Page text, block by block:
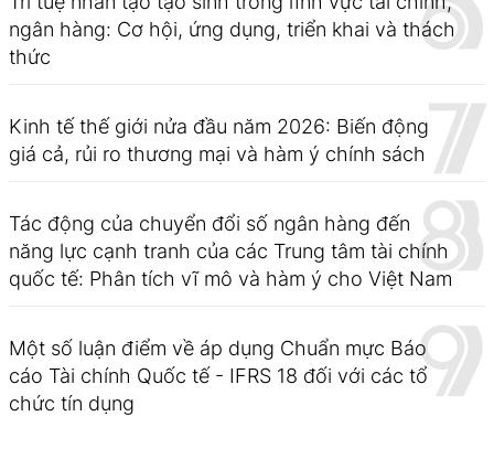
ngân hàng: Cơ hội, ứng dụng, triển khai và thách
thức
Kinh tế thế giới nửa đầu năm 2026: Biến động
giá cả, rủi ro thương mại và hàm ý chính sách
Tác động của chuyển đổi số ngân hàng đến
năng lực cạnh tranh của các Trung tâm tài chính
quốc tế: Phân tích vĩ mô và hàm ý cho Việt Nam
Một số luận điểm về áp dụng Chuẩn mực Báo
cáo Tài chính Quốc tế - IFRS 18 đối với các tổ
chức tín dụng